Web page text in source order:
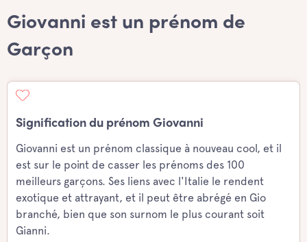
Giovanni est un prénom de
Garçon
Signification du prénom Giovanni
Giovanni est un prénom classique à nouveau cool, et il
est sur le point de casser les prénoms des 100
meilleurs garçons. Ses liens avec l'Italie le rendent
exotique et attrayant, et il peut être abrégé en Gio
branché, bien que son surnom le plus courant soit
Gianni.